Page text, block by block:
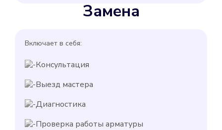
Замена
Включает в себя:
Консультация
Выезд мастера
Диагностика
Проверка работы арматуры